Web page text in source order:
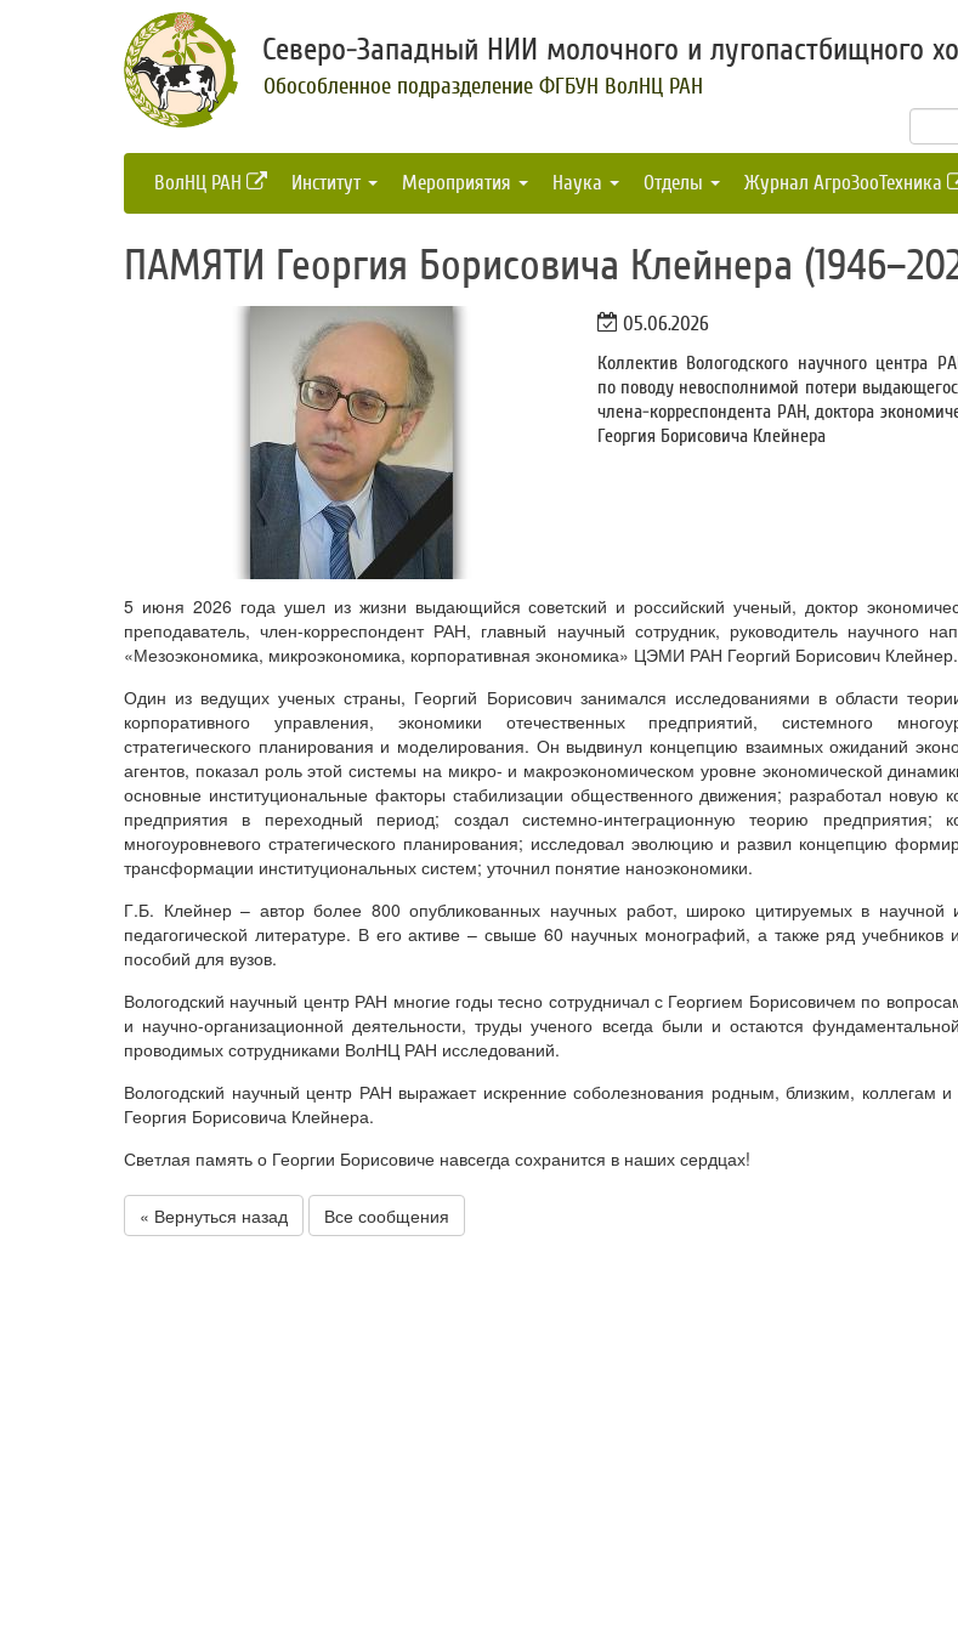
Северо-Западный НИИ молочного и лугопастбищного
Обособленное подразделение ФГБУН ВолНЦ РАН
ВолНЦ РАН Институт Мероприятия Наука Отделы Журнал АгроЗооТехника
ПАМЯТИ Георгия Борисовича Клейнера
05.06.2026
Коллектив Вологодского научного центра
по поводу невосполнимой потери
члена-корреспондента РАН, доктора
Георгия Борисовича Клейнера
5 июня 2026 года ушел из жизни выдающийся советский и российский ученый, доктор
преподаватель, член-корреспондент РАН, главный научный сотрудник, руководитель научного
«Мезоэкономика, микроэкономика, корпоративная экономика» ЦЭМИ РАН Георгий Борисович Клейнер.
Один из ведущих ученых страны, Георгий Борисович занимался исследованиями в области
корпоративного управления, экономики отечественных предприятий, системного
стратегического планирования и моделирования. Он выдвинул концепцию взаимных ожиданий
агентов, показал роль этой системы на микро- и макроэкономическом уровне экономической
основные институциональные факторы стабилизации общественного движения; разработал новую
предприятия в переходный период; создал системно-интеграционную теорию предприятия;
многоуровневого стратегического планирования; исследовал эволюцию и развил концепцию
трансформации институциональных систем; уточнил понятие наноэкономики.
Г.Б. Клейнер – автор более 800 опубликованных научных работ, широко цитируемых в научной
педагогической литературе. В его активе – свыше 60 научных монографий, а также ряд учебников
пособий для вузов.
Вологодский научный центр РАН многие годы тесно сотрудничал с Георгием Борисовичем по
и научно-организационной деятельности, труды ученого всегда были и остаются
проводимых сотрудниками ВолНЦ РАН исследований.
Вологодский научный центр РАН выражает искренние соболезнования родным, близким, коллегам и
Георгия Борисовича Клейнера.
Светлая память о Георгии Борисовиче навсегда сохранится в наших сердцах!
« Вернуться назад Все сообщения